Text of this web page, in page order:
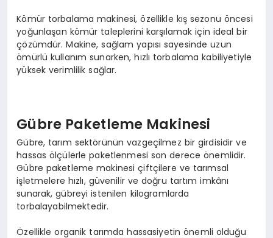
Kömür torbalama makinesi, özellikle kış sezonu öncesi
yoğunlaşan kömür taleplerini karşılamak için ideal bir
çözümdür. Makine, sağlam yapısı sayesinde uzun
ömürlü kullanım sunarken, hızlı torbalama kabiliyetiyle
yüksek verimlilik sağlar.
Gübre Paketleme Makinesi
Gübre, tarım sektörünün vazgeçilmez bir girdisidir ve
hassas ölçülerle paketlenmesi son derece önemlidir.
Gübre paketleme makinesi çiftçilere ve tarımsal
işletmelere hızlı, güvenilir ve doğru tartım imkânı
sunarak, gübreyi istenilen kilogramlarda
torbalayabilmektedir.
Özellikle organik tarımda hassasiyetin önemli olduğu